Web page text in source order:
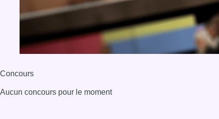
Concours
Aucun concours pour le moment